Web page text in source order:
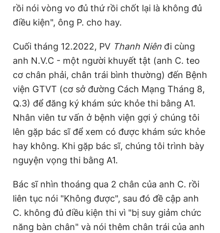
rồi nói vòng vo đủ thứ rồi chốt lại là không đủ
điều kiện", ông P. cho hay.
Cuối tháng 12.2022, PV Thanh Niên đi cùng
anh N.V.C - một người khuyết tật (anh C. teo
cơ chân phải, chân trái bình thường) đến Bệnh
viện GTVT (cơ sở đường Cách Mạng Tháng 8,
Q.3) để đăng ký khám sức khỏe thi bằng A1.
Nhân viên tư vấn ở bệnh viện gợi ý chúng tôi
lên gặp bác sĩ để xem có được khám sức khỏe
hay không. Khi gặp bác sĩ, chúng tôi trình bày
nguyện vọng thi bằng A1.
Bác sĩ nhìn thoáng qua 2 chân của anh C. rồi
liên tục nói "Không được", sau đó đề cập anh
C. không đủ điều kiện thi vì "bị suy giảm chức
năng bàn chân" và nói thêm chân trái của anh